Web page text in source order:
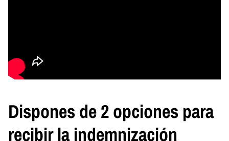
Dispones de 2 opciones para
recibir la indemnización